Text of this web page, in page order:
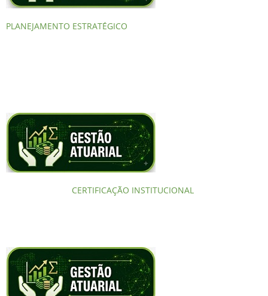
PLANEJAMENTO ESTRATÉGICO
CERTIFICAÇÃO INSTITUCIONAL